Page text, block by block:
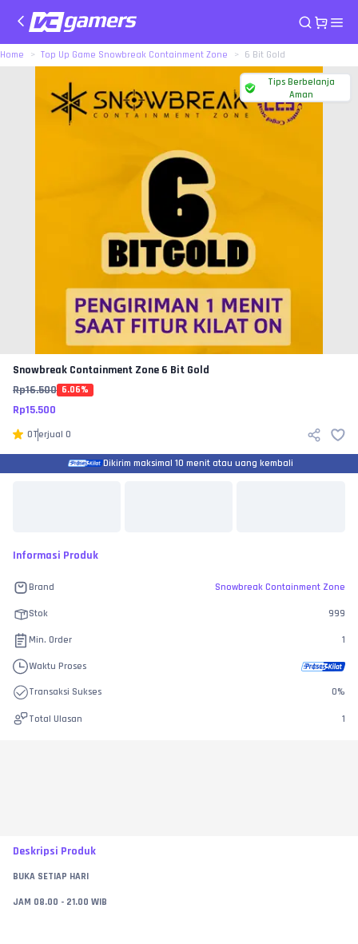
Home Top Up Game Snowbreak Containment Zone 6 Bit Gold
Tips Berbelanja
Aman
Snowbreak Containment Zone 6 Bit Gold
Rp16.500 6.06%
Rp15.500
0Terjual 0
Dikirim maksimal 10 menit atau uang kembali
Informasi Produk
Brand Snowbreak Containment Zone
Stok 999
Min. Order 1
Waktu Proses
Transaksi Sukses 0%
Total Ulasan 1
Deskripsi Produk
BUKA SETIAP HARI
JAM 08.00 - 21.00 WIB